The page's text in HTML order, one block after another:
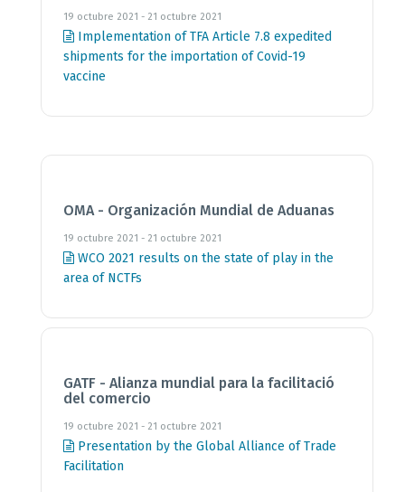
19 octubre 2021 - 21 octubre 2021
Implementation of TFA Article 7.8 expedited
shipments for the importation of Covid-19
vaccine
OMA - Organización Mundial de Aduanas
19 octubre 2021 - 21 octubre 2021
WCO 2021 results on the state of play in the
area of NCTFs
GATF - Alianza mundial para la facilitació
del comercio
19 octubre 2021 - 21 octubre 2021
Presentation by the Global Alliance of Trade
Facilitation